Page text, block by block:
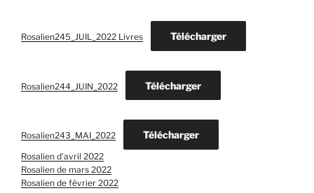
Rosalien245_JUIL_2022 Livres Télécharger
Rosalien244_JUIN_2022 Télécharger
Rosalien243_MAI_2022 Télécharger
Rosalien d’avril 2022
Rosalien de mars 2022
Rosalien de février 2022